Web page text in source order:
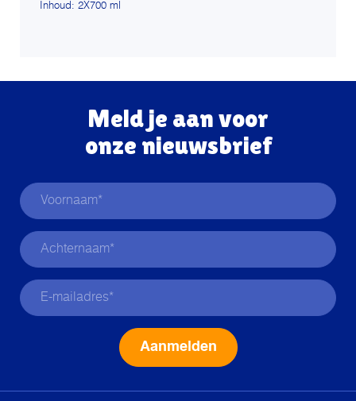
Inhoud: 2X700 ml
Meld je aan voor
onze nieuwsbrief